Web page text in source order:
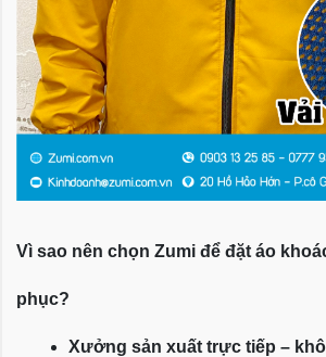
Vì sao nên chọn Zumi để đặt áo
phục?
Xưởng sản xuất trực tiếp –